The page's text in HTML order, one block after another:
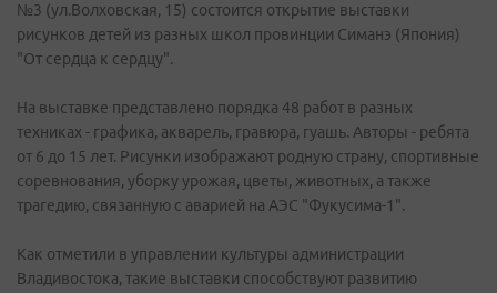
№3 (ул.Волховская, 15) состоится открытие выставки
рисунков детей из разных школ провинции Симанэ (Япония)
"От сердца к сердцу".
На выставке представлено порядка 48 работ в разных
техниках - графика, акварель, гравюра, гуашь. Авторы - ребята
от 6 до 15 лет. Рисунки изображают родную страну, спортивные
соревнования, уборку урожая, цветы, животных, а также
трагедию, связанную с аварией на АЭС "Фукусима-1".
Как отметили в управлении культуры администрации
Владивостока, такие выставки способствуют развитию